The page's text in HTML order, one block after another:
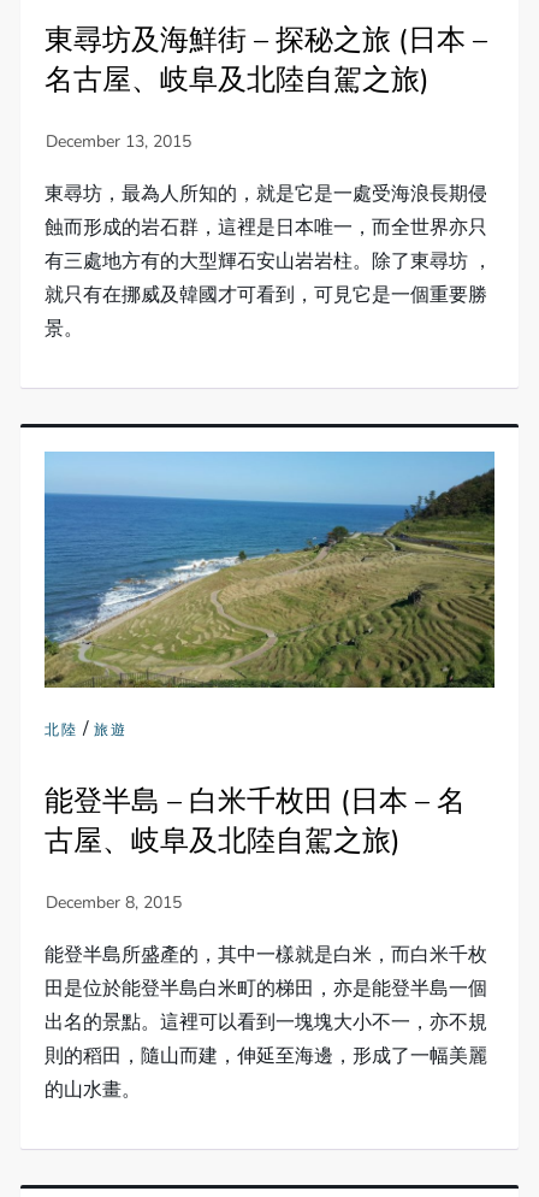
東尋坊及海鮮街 – 探秘之旅 (日本 –
名古屋、岐阜及北陸自駕之旅)
東尋坊，最為人所知的，就是它是一處受海浪長期侵
蝕而形成的岩石群，這裡是日本唯一，而全世界亦只
有三處地方有的大型輝石安山岩岩柱。除了東尋坊 ，
就只有在挪威及韓國才可看到，可見它是一個重要勝
景。
北陸 /旅遊
能登半島 – 白米千枚田 (日本 – 名
古屋、岐阜及北陸自駕之旅)
能登半島所盛產的，其中一樣就是白米，而白米千枚
田是位於能登半島白米町的梯田，亦是能登半島一個
出名的景點。這裡可以看到一塊塊大小不一，亦不規
則的稻田，隨山而建，伸延至海邊，形成了一幅美麗
的山水畫。